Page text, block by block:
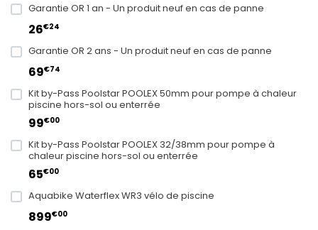
Garantie OR 1 an - Un produit neuf en cas de panne
26€24
Garantie OR 2 ans - Un produit neuf en cas de panne
69€74
Kit by-Pass Poolstar POOLEX 50mm pour pompe à chaleur
piscine hors-sol ou enterrée
99€00
Kit by-Pass Poolstar POOLEX 32/38mm pour pompe à
chaleur piscine hors-sol ou enterrée
65€00
Aquabike Waterflex WR3 vélo de piscine
899€00